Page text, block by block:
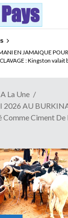
EN JAMAIQUE
: Kingston
TALON A LA TETE DU
quitte le pouvoir sans
A La Une
2026 AU
Comme Ciment De